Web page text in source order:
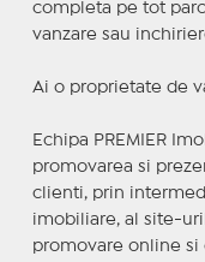
completa pe tot
vanzare sau
Ai o proprietate de
Echipa PREMIER
promovarea si
clienti, prin
imobiliare, al site-
promovare online si